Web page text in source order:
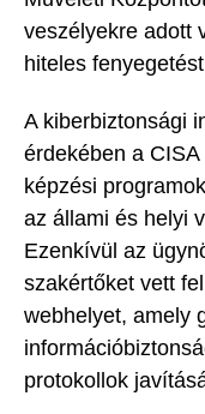
veszélyekre adott
hiteles
A kiberbiztonsági
érdekében a
képzési
az állami és helyi
Ezenkívül az
szakértőket vett
webhelyet, amely
protokollok